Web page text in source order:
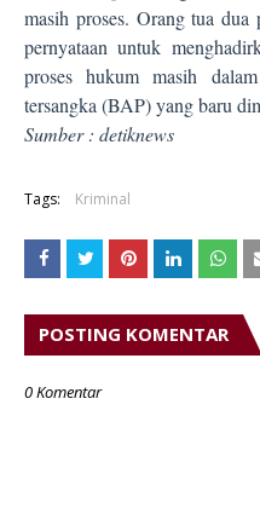
masih proses. Orang tua
pernyataan untuk
proses hukum masih
tersangka (BAP) yang baru
Sumber : detiknews
Tags: Kriminal
POSTING KOMENTAR
0 Komentar